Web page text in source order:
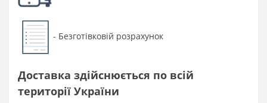
- Безготівковій розрахунок
Доставка здійснюється по всій
території України